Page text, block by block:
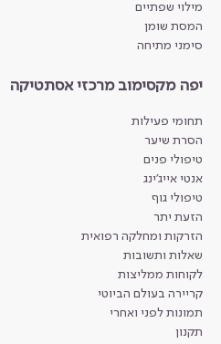
יפה מקסימוב מרכזי אסתטיקה
תחומי פעילות
הסרת שיער
טיפולי פנים
אנטי אייג'ינג
טיפולי גוף
הזעת יתר
הזרקות ומחלקה רפואית
שאלות ותשובות
לקוחות ממליצות
קריירה בעולם הביוטי
תמונות לפני ואחרי
תקנון
מילוי שפתיים
המסת שומן
סימני מתיחה